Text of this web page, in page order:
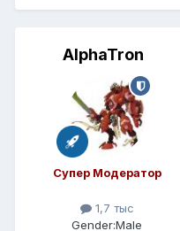
AlphaTron
Супер Модератор
1,7 тыс
Gender:Male